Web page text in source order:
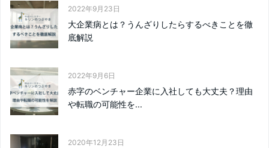
2022年9月23日
大企業病とは？うんざりしたらするべきことを徹
底解説
2022年9月6日
赤字のベンチャー企業に入社しても大丈夫？理由
や転職の可能性を...
2020年12月23日